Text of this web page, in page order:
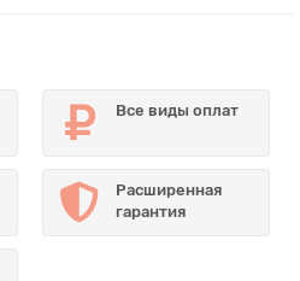
Все виды оплат
Расширенная
гарантия